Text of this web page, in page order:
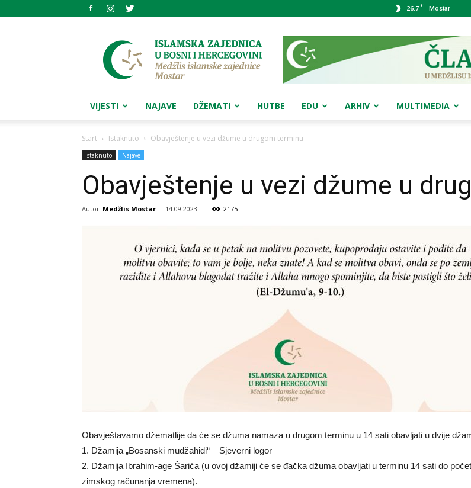
26.7 C Mostar
Medžlis
islamske
zajednice
Mostar
VIJESTI NAJAVE DŽEMATI HUTBE EDU ARHIV MULTIMEDIA
Start Istaknuto Obavještenje u vezi džume u drugom terminu
Istaknuto Najave
Obavještenje u vezi džume u
Autor Medžlis Mostar - 14.09.2023. 2175
Obavještavamo džematlije da će se džuma namaza u drugom terminu u 14 sati obavljati u dvije
1. Džamija „Bosanski mudžahidi“ – Sjeverni logor
2. Džamija Ibrahim-age Šarića (u ovoj džamiji će se đačka džuma obavljati u terminu 14 sati do
zimskog računanja vremena).